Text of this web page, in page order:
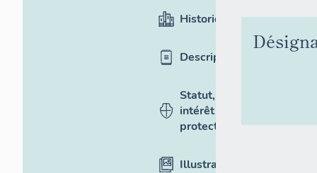
Historique
Description
Statut,
intérêt et
protection
Illustrations